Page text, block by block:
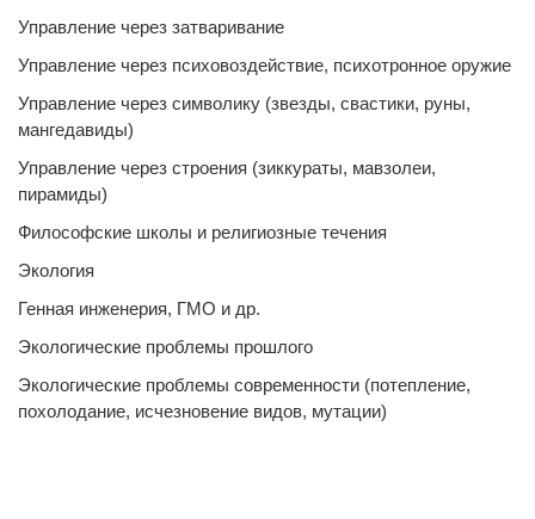
Управление через затваривание
Управление через психовоздействие, психотронное оружие
Управление через символику (звезды, свастики, руны,
мангедавиды)
Управление через строения (зиккураты, мавзолеи,
пирамиды)
Философские школы и религиозные течения
Экология
Генная инженерия, ГМО и др.
Экологические проблемы прошлого
Экологические проблемы современности (потепление,
похолодание, исчезновение видов, мутации)